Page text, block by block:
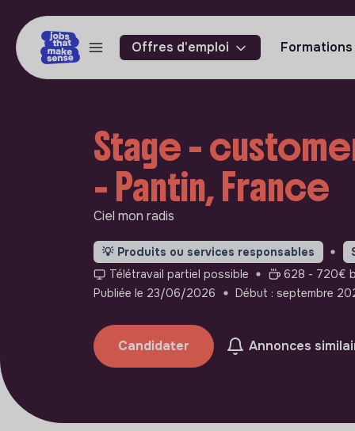
Offres d'emploi Formations
Stage -
- Pantin, France
Ciel mon radis
💡 Produits ou services responsables
Télétravail partiel possible
628 - 720€
Publiée le 23/06/2026
Début : septembre
Candidater Annonces